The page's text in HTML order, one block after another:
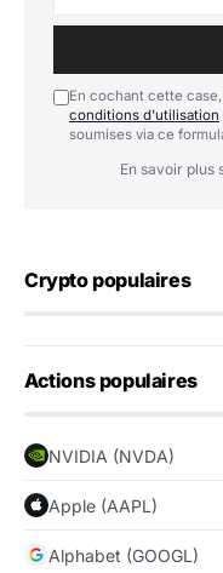
En cochant cette
conditions d'utilisation
soumises via ce
En savoir
Crypto populaires
Actions populaires
NVIDIA (NVDA)
Apple (AAPL)
Alphabet (GOOGL)